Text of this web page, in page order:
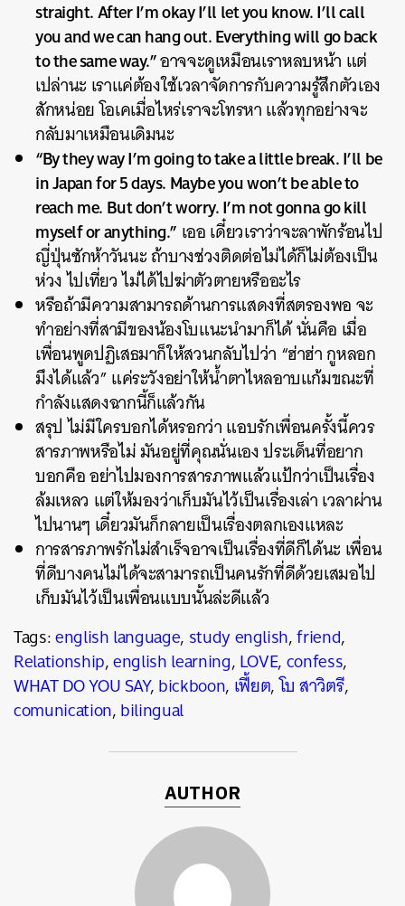
straight. After I’m okay I’ll let you know. I’ll call
you and we can hang out. Everything will go back
to the same way.”อาจจะดูเหมือนเราหลบหน้า แต่
เปล่านะ เราแค่ต้องใช้เวลาจัดการกับความรู้สึกตัวเอง
สักหน่อย โอเคเมื่อไหร่เราจะโทรหา แล้วทุกอย่างจะ
กลับมาเหมือนเดิมนะ
“By they way I’m going to take a little break. I’ll be
in Japan for 5 days. Maybe you won’t be able to
reach me. But don’t worry. I’m not gonna go kill
myself or anything.” เออ เดี๋ยวเราว่าจะลาพักร้อนไป
ญี่ปุ่นซักห้าวันนะ ถ้าบางช่วงติดต่อไม่ได้ก็ไม่ต้องเป็น
ห่วง ไปเที่ยว ไม่ได้ไปฆ่าตัวตายหรืออะไร
หรือถ้ามีความสามารถด้านการแสดงที่สตรองพอ จะ
ทำอย่างที่สามีของน้องโบแนะนำมาก็ได้ นั่นคือ เมื่อ
เพื่อนพูดปฏิเสธมาก็ให้สวนกลับไปว่า “ฮ่าฮ่า กูหลอก
มึงได้แล้ว” แค่ระวังอย่าให้น้ำตาไหลอาบแก้มขณะที่
กำลังแสดงฉากนี้ก็แล้วกัน
สรุป ไม่มีใครบอกได้หรอกว่า แอบรักเพื่อนครั้งนี้ควร
สารภาพหรือไม่ มันอยู่ที่คุณนั่นเอง ประเด็นที่อยาก
บอกคือ อย่าไปมองการสารภาพแล้วแป้กว่าเป็นเรื่อง
ล้มเหลว แต่ให้มองว่าเก็บมันไว้เป็นเรื่องเล่า เวลาผ่าน
ไปนานๆ เดี๋ยวมันก็กลายเป็นเรื่องตลกเองแหละ
การสารภาพรักไม่สำเร็จอาจเป็นเรื่องที่ดีก็ได้นะ เพื่อน
ที่ดีบางคนไม่ได้จะสามารถเป็นคนรักที่ดีด้วยเสมอไป
เก็บมันไว้เป็นเพื่อนแบบนั้นล่ะดีแล้ว
Tags:english language, study english,friend,
Relationship,english learning,LOVE,confess,
WHAT DO YOU SAY,bickboon, เฟี้ยต,โบ สาวิตรี,
comunication,bilingual
AUTHOR